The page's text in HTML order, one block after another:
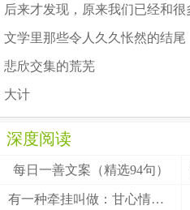
文学里那些令人久久怅然的结尾
悲欣交集的荒芜
大计
深度阅读
每日一善文案（精选94句）
有一种牵挂叫做：甘心情愿！